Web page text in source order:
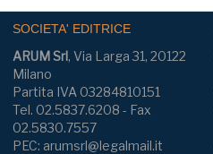
SOCIETA' EDITRICE
ARUM Srl, Via Larga 31, 20122
Milano
Partita IVA 03284810151
Tel. 02.5837.6208 - Fax
02.5830.7557
PEC: arumsrl@legalmail.it